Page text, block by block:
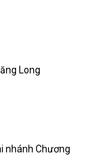
Long
nhánh Chương